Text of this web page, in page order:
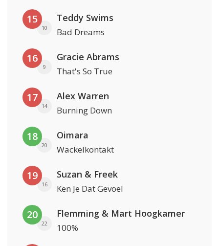
15
10
Teddy Swims
Bad Dreams
16
9
Gracie Abrams
That's So True
17
14
Alex Warren
Burning Down
18
20
Oimara
Wackelkontakt
19
16
Suzan & Freek
Ken Je Dat Gevoel
20
22
Flemming & Mart Hoogkamer
100%